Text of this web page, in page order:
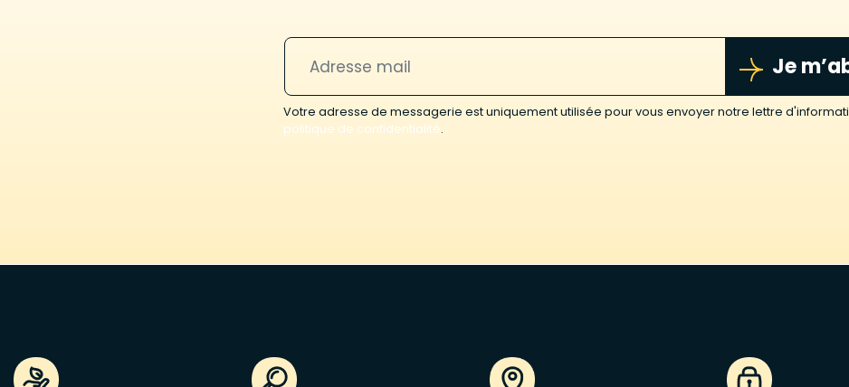
Je
Votre adresse de messagerie est uniquement utilisée pour vous envoyer notre lettre
politique de confidentialité.